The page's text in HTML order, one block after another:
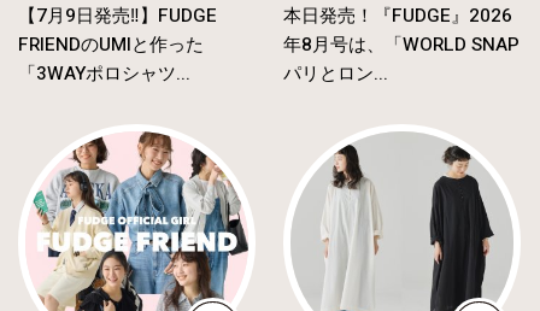
【7月9日発売‼︎】FUDGE
FRIENDのUMIと作った
「3WAYポロシャツ...
本日発売！『FUDGE』2026
年8月号は、「WORLD SNAP
パリとロン...